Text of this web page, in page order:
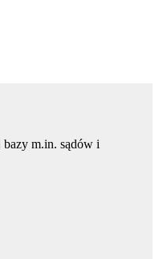
bazy m.in. sądów i